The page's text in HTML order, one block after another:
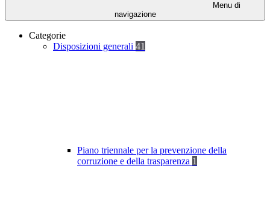
Menu di
navigazione
Categorie
Disposizioni generali 41
Piano triennale per la prevenzione della
corruzione e della trasparenza 1